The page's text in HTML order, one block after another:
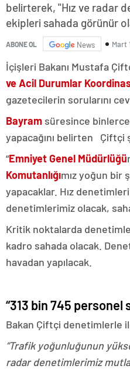
belirterek, "Hız ve radar
ekipleri sahada görünür
ABONE OL News Mart
İçişleri Bakanı Mustafa
ve Acil Durumlar
gazetecilerin sorularını
Bayram süresince
yapacağını belirten Çiftçi
“Emniyet Genel Müdürlüğü
Komutanlığımız yoğun bir
yapacaklar. Hız
denetimlerimiz olacak,
Kritik noktalarda
kadro sahada olacak.
havadan yapılacak.
“313 bin 745 personel
Bakan Çiftçi denetimlerle
“Trafik yoğunluğunun
radar denetimlerimiz